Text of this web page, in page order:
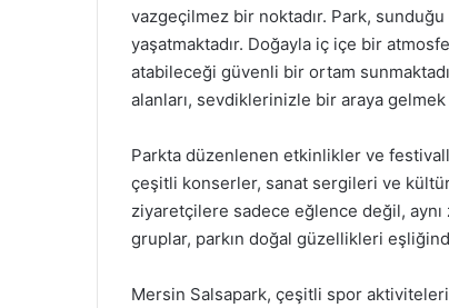
vazgeçilmez bir noktadır. Park,
yaşatmaktadır. Doğayla iç içe bir
atabileceği güvenli bir ortam
alanları, sevdiklerinizle bir araya
Parkta düzenlenen etkinlikler ve
çeşitli konserler, sanat sergileri ve
ziyaretçilere sadece eğlence değil,
gruplar, parkın doğal güzellikleri
Mersin Salsapark, çeşitli spor